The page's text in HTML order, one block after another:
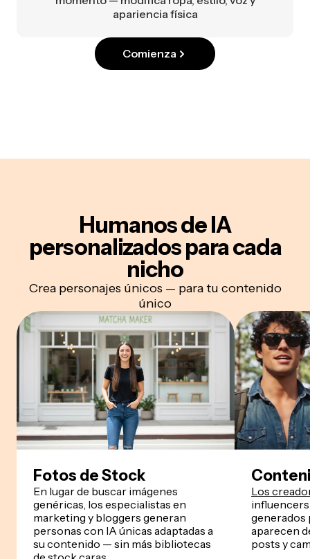
apariencia física
Comienza
Humanos de IA
personalizados para cada
nicho
Crea personajes únicos — para tu contenido
único
Fotos de Stock
En lugar de buscar imágenes
genéricas, los especialistas en
marketing y bloggers generan
personas con IA únicas adaptadas a
su contenido — sin más bibliotecas
Los
generados
aparecen
posts y